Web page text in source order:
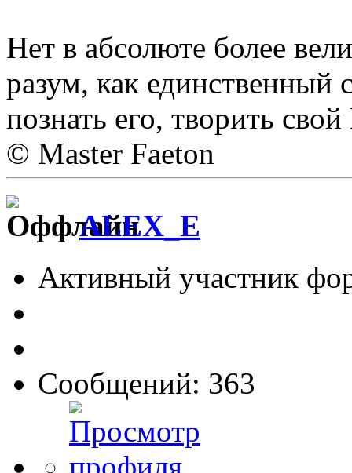
Нет в абсолюте более
разум, как единственный
познать его, творить
© Master Faeton
ALEX_E
Активный участник
Сообщений: 363